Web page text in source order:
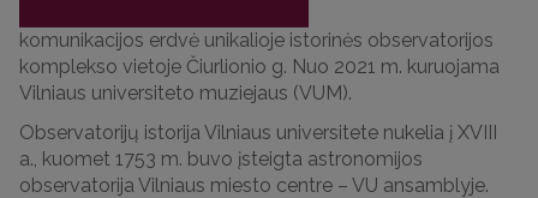
komunikacijos erdvė unikalioje istorinės observatorijos
komplekso vietoje Čiurlionio g. Nuo 2021 m. kuruojama
Vilniaus universiteto muziejaus (VUM).
Observatorijų istorija Vilniaus universitete nukelia į XVIII
a., kuomet 1753 m. buvo įsteigta astronomijos
observatorija Vilniaus miesto centre – VU ansamblyje.